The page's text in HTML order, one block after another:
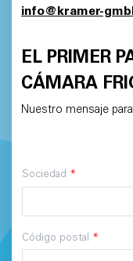
EL PRIMER
CÁMARA
Nuestro mensaje
Sociedad *
Código postal *
info@kramer-